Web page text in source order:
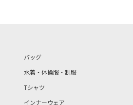
バッグ
水着・体操服・制服
Tシャツ
インナーウェア